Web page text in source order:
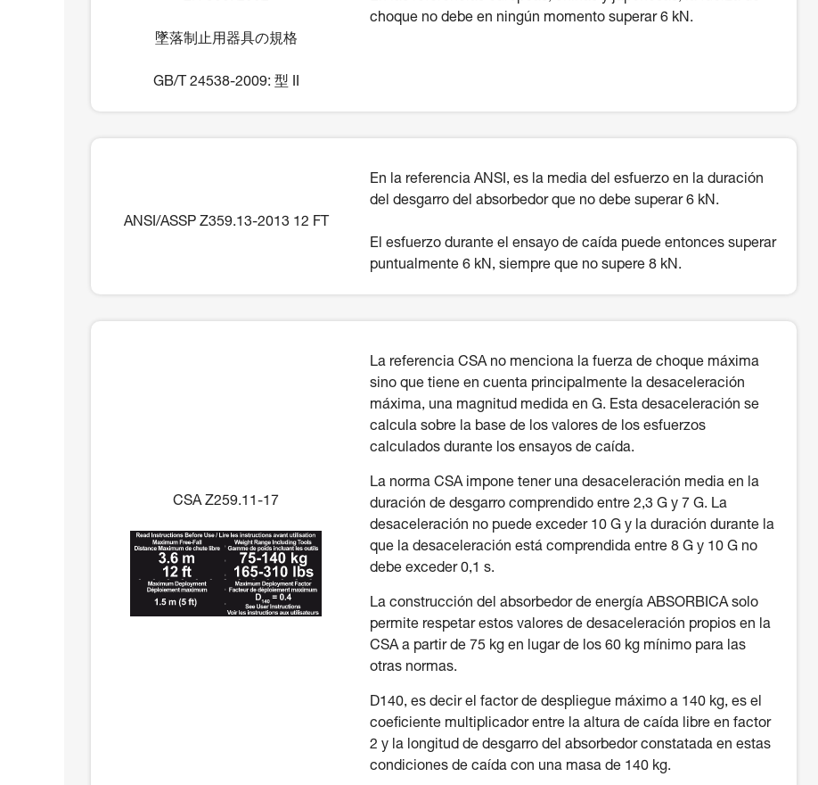
墜落制止用器具の規格
GB/T 24538-2009: 型 II
choque no debe en ningún momento superar 6 kN.
ANSI/ASSP Z359.13-2013 12 FT
En la referencia ANSI, es la media del esfuerzo en la duración
del desgarro del absorbedor que no debe superar 6 kN.
El esfuerzo durante el ensayo de caída puede entonces superar
puntualmente 6 kN, siempre que no supere 8 kN.
CSA Z259.11-17
La referencia CSA no menciona la fuerza de choque máxima
sino que tiene en cuenta principalmente la desaceleración
máxima, una magnitud medida en G. Esta desaceleración se
calcula sobre la base de los valores de los esfuerzos
calculados durante los ensayos de caída.
La norma CSA impone tener una desaceleración media en la
duración de desgarro comprendido entre 2,3 G y 7 G. La
desaceleración no puede exceder 10 G y la duración durante la
que la desaceleración está comprendida entre 8 G y 10 G no
debe exceder 0,1 s.
La construcción del absorbedor de energía ABSORBICA solo
permite respetar estos valores de desaceleración propios en la
CSA a partir de 75 kg en lugar de los 60 kg mínimo para las
otras normas.
D140, es decir el factor de despliegue máximo a 140 kg, es el
coeficiente multiplicador entre la altura de caída libre en factor
2 y la longitud de desgarro del absorbedor constatada en estas
condiciones de caída con una masa de 140 kg.